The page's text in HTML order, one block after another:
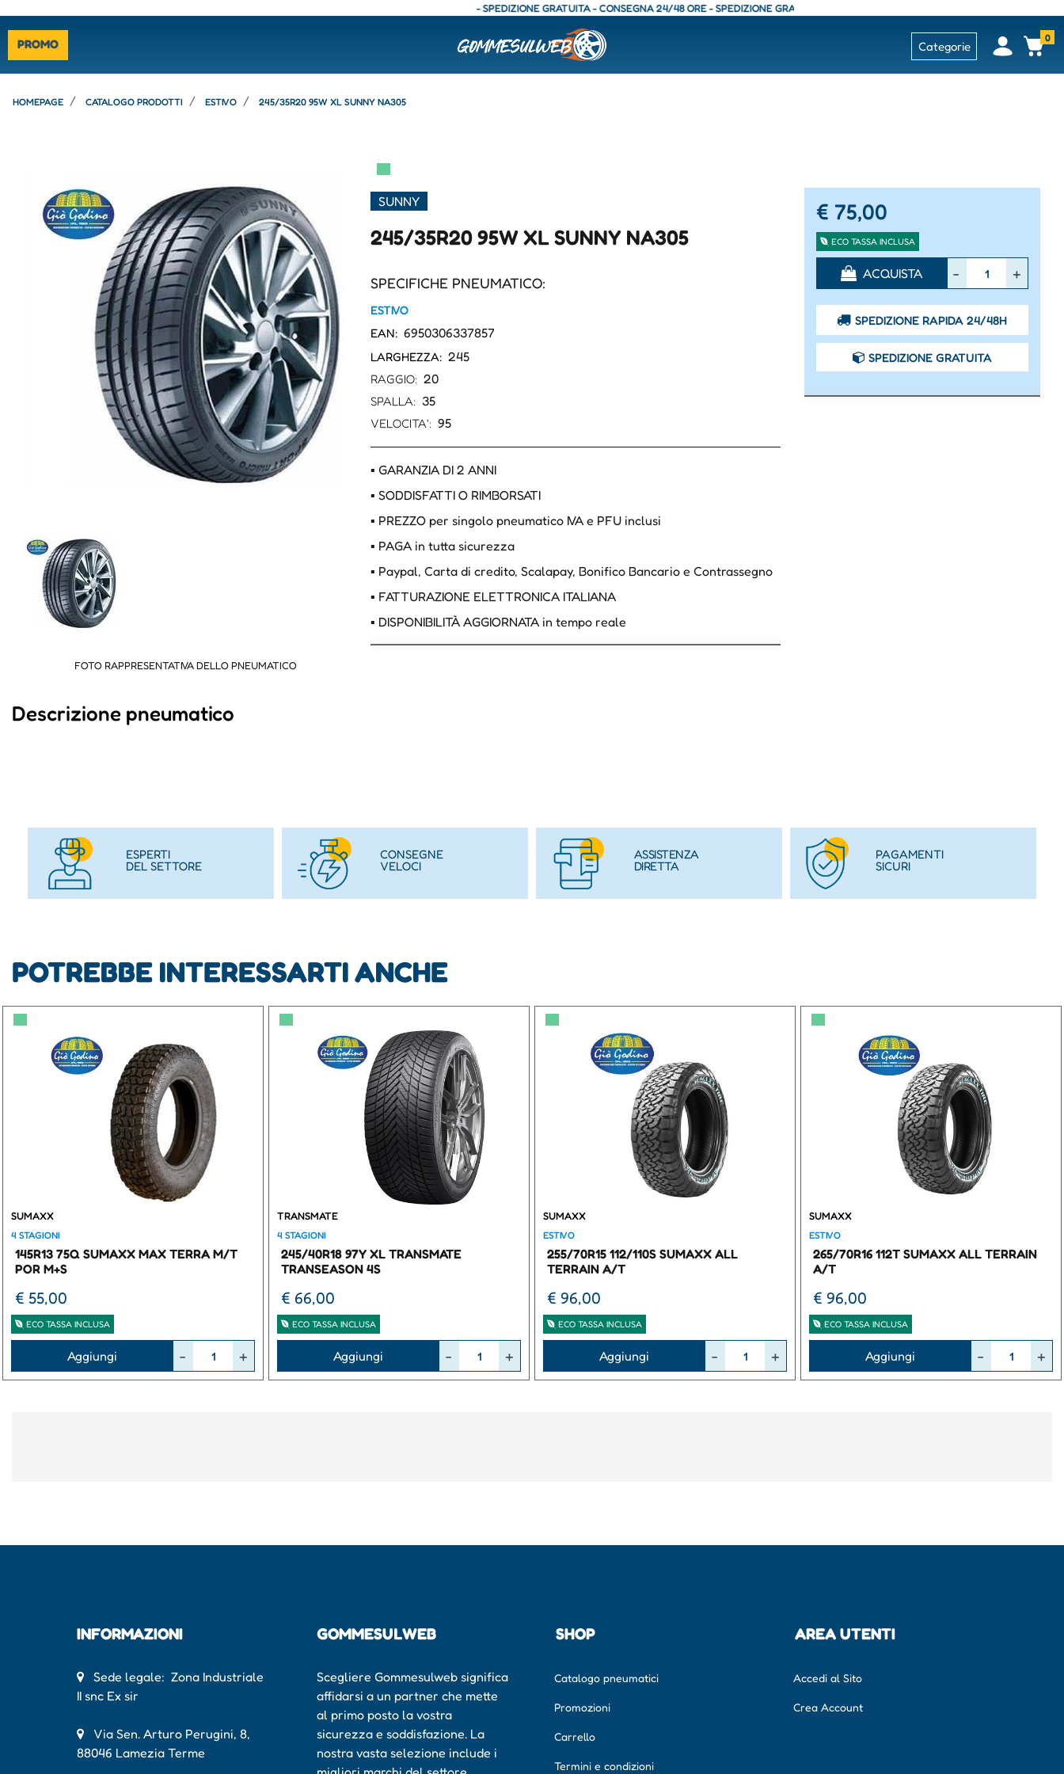
- SPEDIZIONE GRATUITA - CONSEGNA 24/48 ORE - SPEDIZIONE GRATUITA - CONSEGNA 24/48 ORE - SPEDIZIONE GRATUITA -
PROMO Categorie Open0
HOMEPAGE CATALOGO PRODOTTI ESTIVO 245/35R20 95W XL SUNNY NA305
FOTO RAPPRESENTATIVA DELLO PNEUMATICO
▀
SUNNY
245/35R20 95W XL SUNNY NA305
SPECIFICHE PNEUMATICO:
ESTIVO
EAN: 6950306337857
LARGHEZZA: 245
RAGGIO: 20
SPALLA: 35
VELOCITA': 95
▪ GARANZIA DI 2 ANNI
▪ SODDISFATTI O RIMBORSATI
▪ PREZZO per singolo pneumatico IVA e PFU inclusi
▪ PAGA in tutta sicurezza
▪ Paypal, Carta di credito, Scalapay, Bonifico Bancario e Contrassegno
▪ FATTURAZIONE ELETTRONICA ITALIANA
▪ DISPONIBILITÀ AGGIORNATA in tempo reale
€ 75,00
ECO TASSA INCLUSA
QuantitàACQUISTA
SPEDIZIONE RAPIDA 24/48H
SPEDIZIONE GRATUITA
Descrizione pneumatico
ESPERTI
DEL SETTORE
CONSEGNE
VELOCI
ASSISTENZA
DIRETTA
PAGAMENTI
SICURI
POTREBBE INTERESSARTI ANCHE
▀
SUMAXX
4 STAGIONI
145R13 75Q SUMAXX MAX TERRA M/T
POR M+S
€ 55,00
ECO TASSA INCLUSA
Aggiungi
▀
TRANSMATE
4 STAGIONI
245/40R18 97Y XL TRANSMATE
TRANSEASON 4S
€ 66,00
ECO TASSA INCLUSA
Aggiungi
▀
SUMAXX
ESTIVO
255/70R15 112/110S SUMAXX ALL
TERRAIN A/T
€ 96,00
ECO TASSA INCLUSA
Aggiungi
▀
SUMAXX
ESTIVO
265/70R16 112T SUMAXX ALL TERRAIN
A/T
€ 96,00
ECO TASSA INCLUSA
Aggiungi
INFORMAZIONI
Sede legale: Zona Industriale
II snc Ex sir
Via Sen. Arturo Perugini, 8,
88046 Lamezia Terme
GOMMESULWEB
Scegliere Gommesulweb significa
affidarsi a un partner che mette
al primo posto la vostra
sicurezza e soddisfazione. La
nostra vasta selezione include i
SHOP
Catalogo pneumatici
Promozioni
Carrello
Termini e condizioni
AREA UTENTI
Accedi al Sito
Crea Account